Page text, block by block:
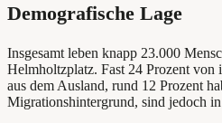
Demografische Lage
Insgesamt leben knapp 23.000
Helmholtzplatz. Fast 24 Prozent von
aus dem Ausland, rund 12 Prozent
Migrationshintergrund, sind jedoch